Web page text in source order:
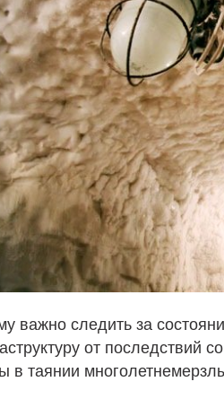
важно следить за
от последствий
в таянии